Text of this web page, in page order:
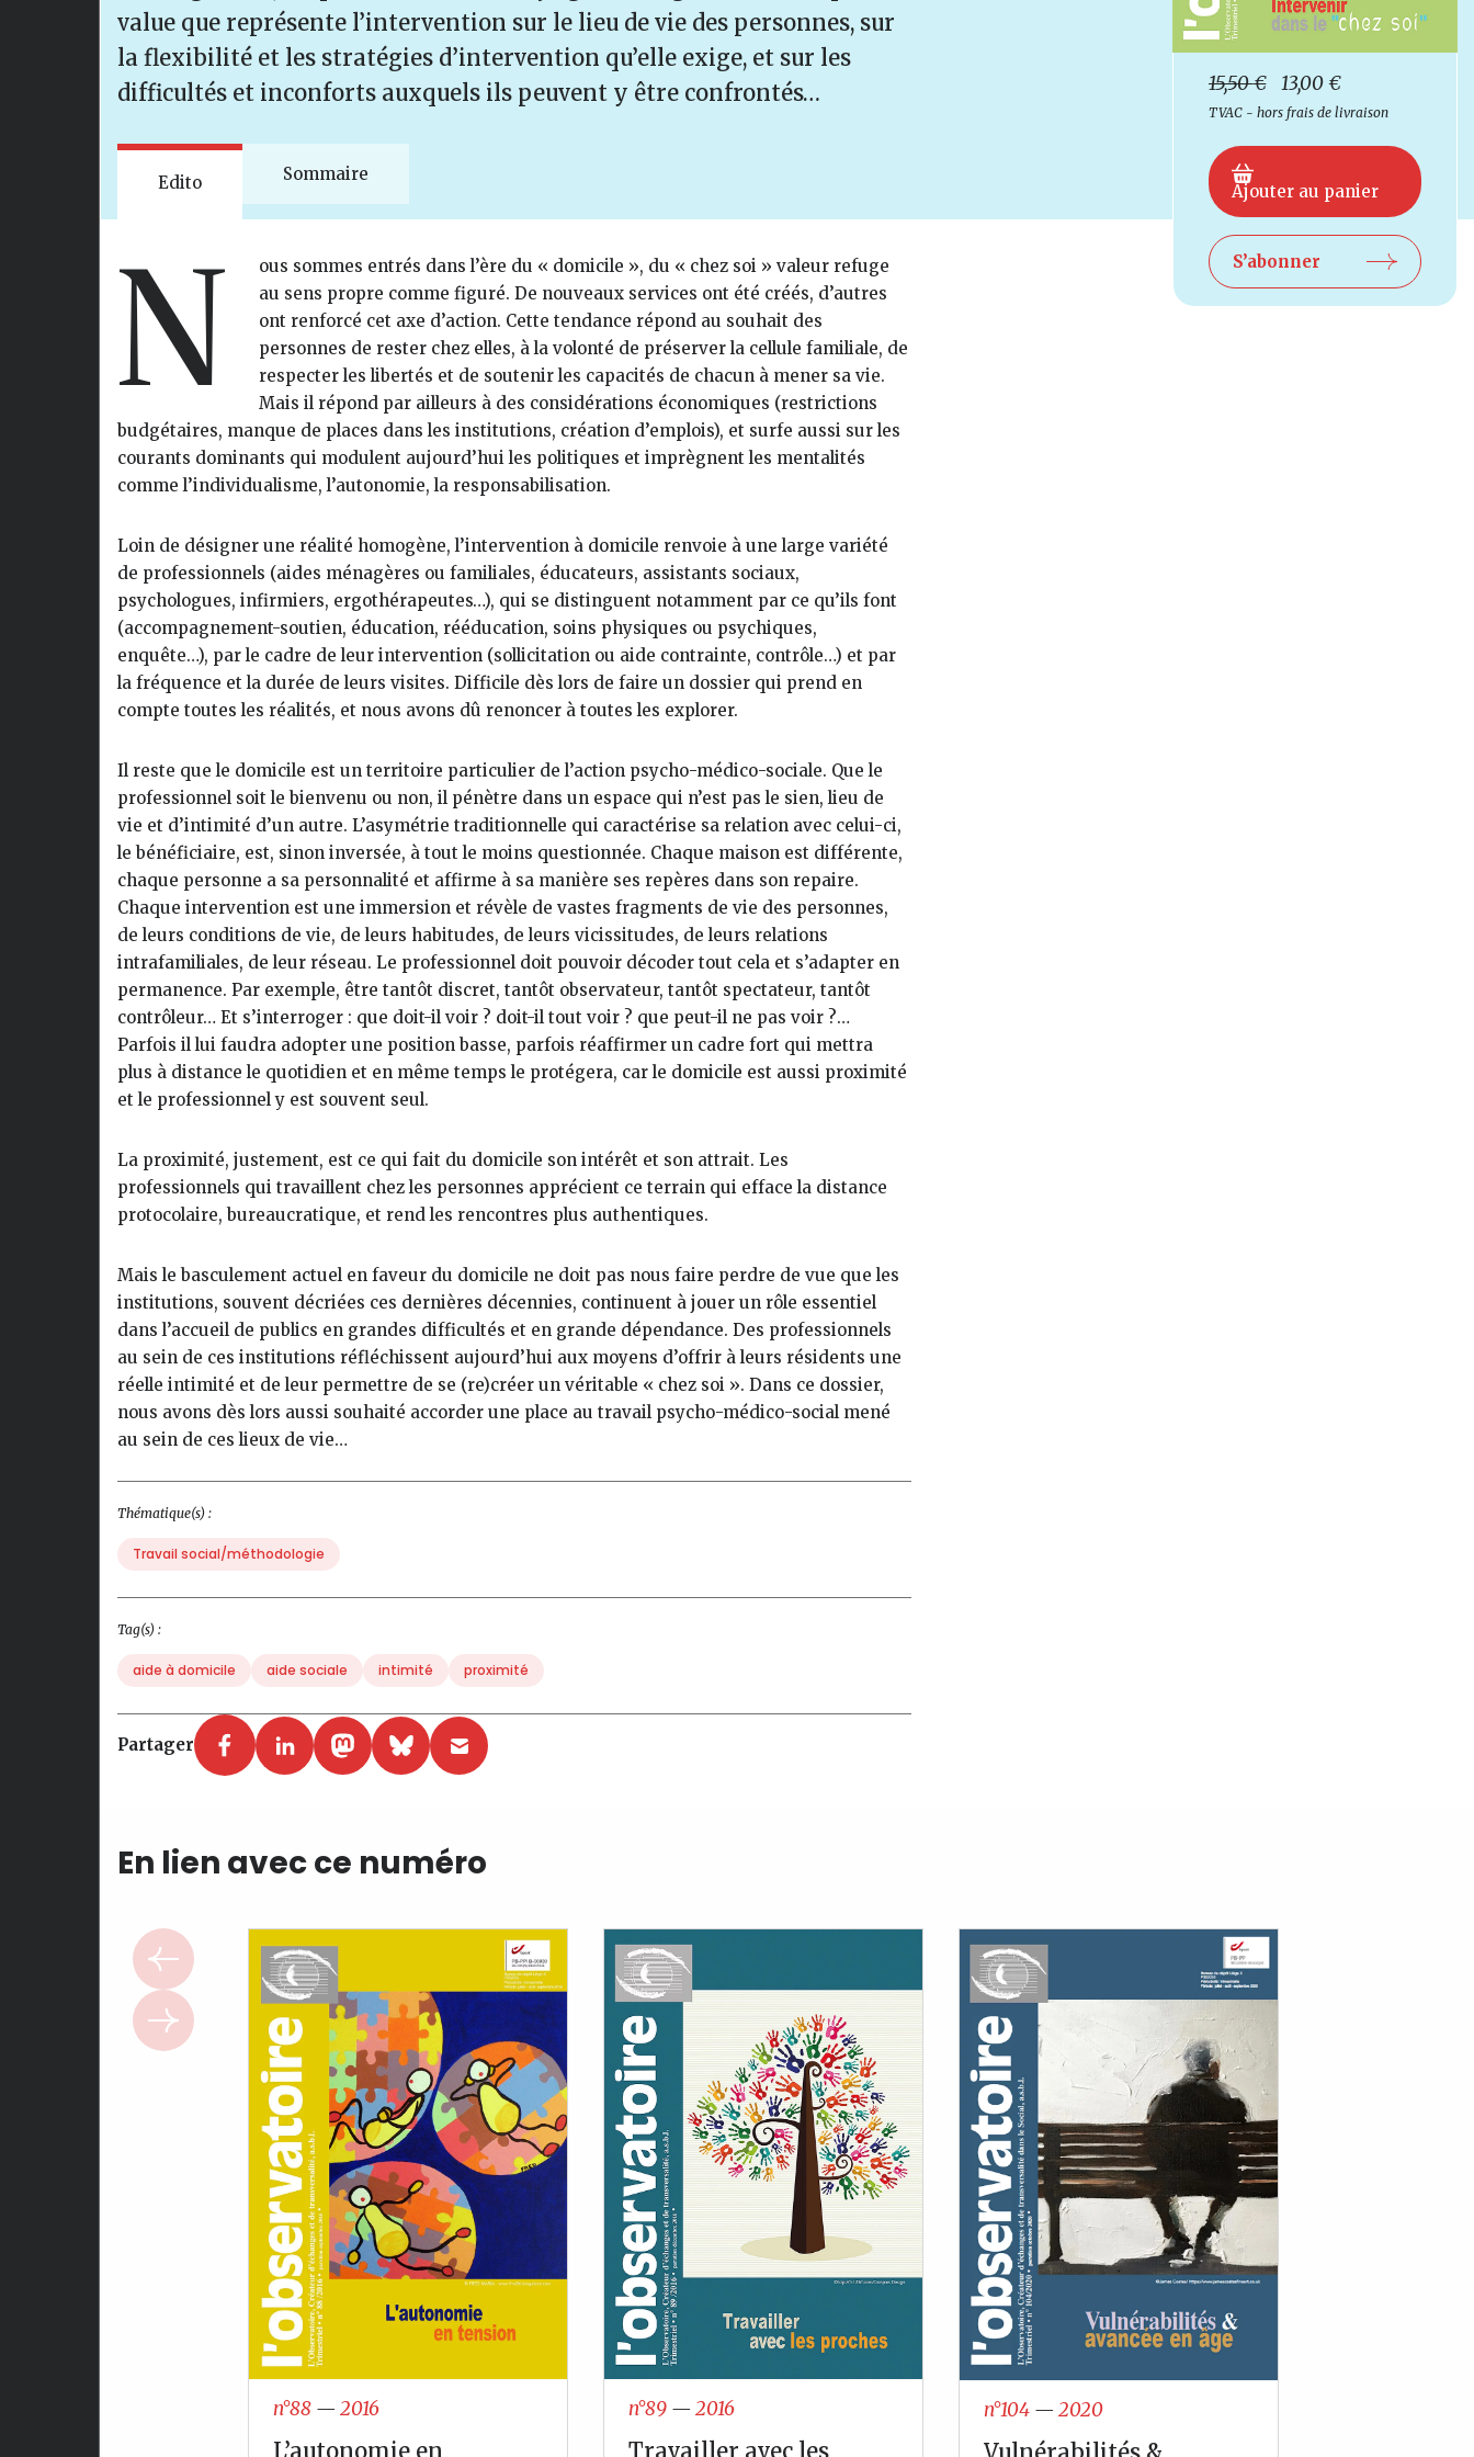
value que représente l’intervention sur le lieu de vie des personnes, sur
la flexibilité et les stratégies d’intervention qu’elle exige, et sur les
difficultés et inconforts auxquels ils peuvent y être confrontés…
15,50€ 13,00€
TVAC - hors frais de livraison
Ajouter au panier
S’abonner
Edito Sommaire
N
ous sommes entrés dans l’ère du « domicile », du « chez soi » valeur refuge
au sens propre comme figuré. De nouveaux services ont été créés, d’autres
ont renforcé cet axe d’action. Cette tendance répond au souhait des
personnes de rester chez elles, à la volonté de préserver la cellule familiale, de
respecter les libertés et de soutenir les capacités de chacun à mener sa vie.
Mais il répond par ailleurs à des considérations économiques (restrictions
budgétaires, manque de places dans les institutions, création d’emplois), et surfe aussi sur les
courants dominants qui modulent aujourd’hui les politiques et imprègnent les mentalités
comme l’individualisme, l’autonomie, la responsabilisation.
Loin de désigner une réalité homogène, l’intervention à domicile renvoie à une large variété
de professionnels (aides ménagères ou familiales, éducateurs, assistants sociaux,
psychologues, infirmiers, ergothérapeutes…), qui se distinguent notamment par ce qu’ils font
(accompagnement-soutien, éducation, rééducation, soins physiques ou psychiques,
enquête…), par le cadre de leur intervention (sollicitation ou aide contrainte, contrôle…) et par
la fréquence et la durée de leurs visites. Difficile dès lors de faire un dossier qui prend en
compte toutes les réalités, et nous avons dû renoncer à toutes les explorer.
Il reste que le domicile est un territoire particulier de l’action psycho-médico-sociale. Que le
professionnel soit le bienvenu ou non, il pénètre dans un espace qui n’est pas le sien, lieu de
vie et d’intimité d’un autre. L’asymétrie traditionnelle qui caractérise sa relation avec celui-ci,
le bénéficiaire, est, sinon inversée, à tout le moins questionnée. Chaque maison est différente,
chaque personne a sa personnalité et affirme à sa manière ses repères dans son repaire.
Chaque intervention est une immersion et révèle de vastes fragments de vie des personnes,
de leurs conditions de vie, de leurs habitudes, de leurs vicissitudes, de leurs relations
intrafamiliales, de leur réseau. Le professionnel doit pouvoir décoder tout cela et s’adapter en
permanence. Par exemple, être tantôt discret, tantôt observateur, tantôt spectateur, tantôt
contrôleur… Et s’interroger : que doit-il voir ? doit-il tout voir ? que peut-il ne pas voir ?…
Parfois il lui faudra adopter une position basse, parfois réaffirmer un cadre fort qui mettra
plus à distance le quotidien et en même temps le protégera, car le domicile est aussi proximité
et le professionnel y est souvent seul.
La proximité, justement, est ce qui fait du domicile son intérêt et son attrait. Les
professionnels qui travaillent chez les personnes apprécient ce terrain qui efface la distance
protocolaire, bureaucratique, et rend les rencontres plus authentiques.
Mais le basculement actuel en faveur du domicile ne doit pas nous faire perdre de vue que les
institutions, souvent décriées ces dernières décennies, continuent à jouer un rôle essentiel
dans l’accueil de publics en grandes difficultés et en grande dépendance. Des professionnels
au sein de ces institutions réfléchissent aujourd’hui aux moyens d’offrir à leurs résidents une
réelle intimité et de leur permettre de se (re)créer un véritable « chez soi ». Dans ce dossier,
nous avons dès lors aussi souhaité accorder une place au travail psycho-médico-social mené
au sein de ces lieux de vie…
Thématique(s) :
Travail social/méthodologie
Tag(s) :
aide à domicile aide sociale intimité proximité
Partager
En lien avec ce numéro
n°88 —2016
L’autonomie en
n°89 —2016
Travailler avec les
n°104 —2020